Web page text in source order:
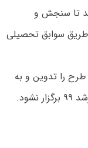
تا سنجش و
سوابق تحصیلی
را تدوین و به